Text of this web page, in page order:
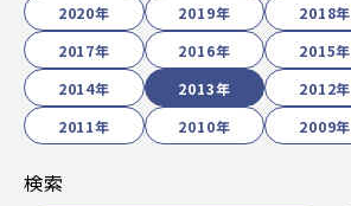
2020年
2019年
2018年
2017年
2016年
2015年
2014年
2013年
2012年
2011年
2010年 2009年
検索